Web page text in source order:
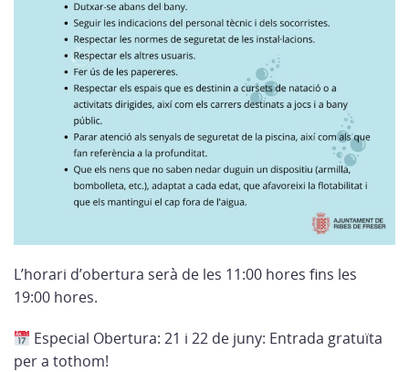
L’horari d’obertura serà de les 11:00 hores fins les
19:00 hores.
Especial Obertura: 21 i 22 de juny: Entrada gratuïta
per a tothom!